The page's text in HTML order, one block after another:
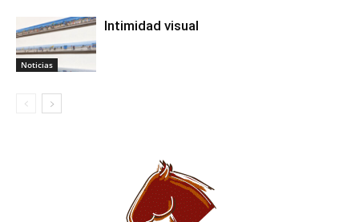
Noticias
Intimidad visual